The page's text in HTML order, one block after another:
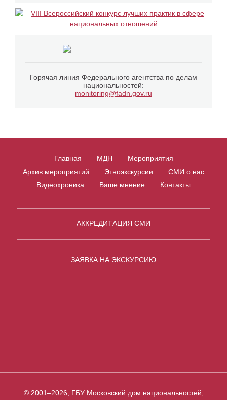
Горячая линия Федерального агентства по делам
национальностей:
monitoring@fadn.gov.ru
Главная МДН
Мероприятия
Архив мероприятий
Этноэкскурсии
СМИ о нас
Видеохроника
Ваше мнение Контакты
АККРЕДИТАЦИЯ СМИ
ЗАЯВКА НА ЭКСКУРСИЮ
© 2001–2026, ГБУ Московский дом национальностей,